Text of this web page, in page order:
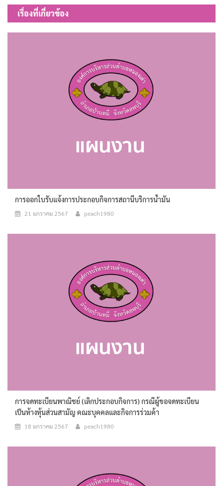
เรื่องที่เกี่ยวข้อง
การออกใบรับแจ้งการประกอบกิจการสถานีบริการน้ำมัน
21 มกราคม 2567 peach1980
การจดทะเบียนพาณิชย์ (เลิกประกอบกิจการ) กรณีผู้ขอจดทะเบียน
เป็นห้างหุ้นส่วนสามัญ คณะบุคคลและกิจการร่วมค้า
18 มกราคม 2567 peach1980